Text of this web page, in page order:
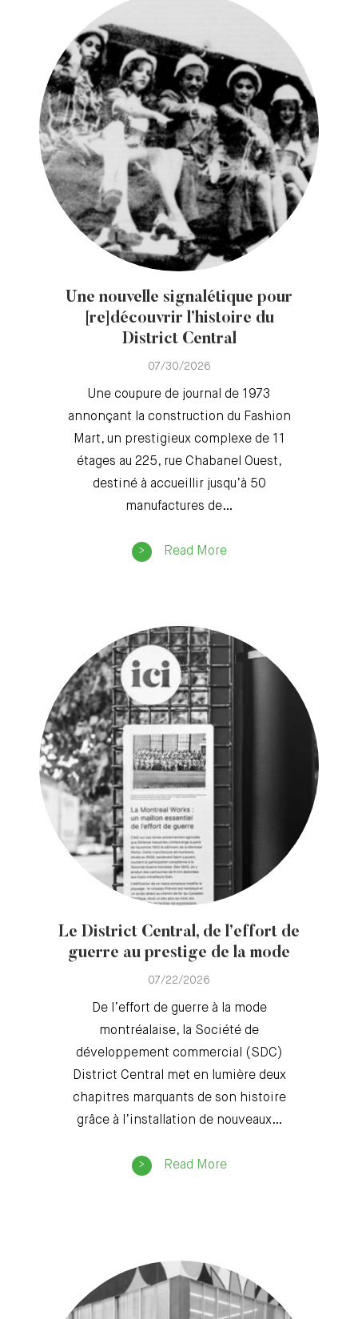
Une nouvelle signalétique pour
[re]découvrir l’histoire du
District Central
07/30/2026
Une coupure de journal de 1973
annonçant la construction du Fashion
Mart, un prestigieux complexe de 11
étages au 225, rue Chabanel Ouest,
destiné à accueillir jusqu’à 50
manufactures de…
Read More
Le District Central, de l’effort de
guerre au prestige de la mode
07/22/2026
De l’effort de guerre à la mode
montréalaise, la Société de
développement commercial (SDC)
District Central met en lumière deux
chapitres marquants de son histoire
grâce à l’installation de nouveaux…
Read More